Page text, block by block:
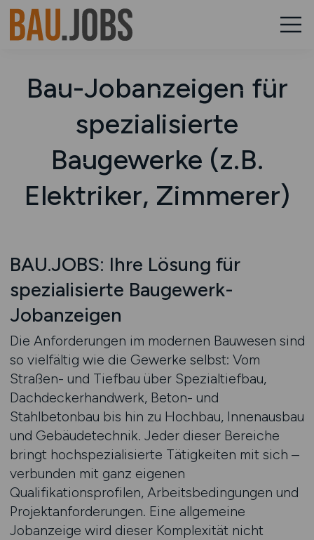
Bau-Jobanzeigen für
spezialisierte
Baugewerke (z.B.
Elektriker, Zimmerer)
BAU.JOBS: Ihre Lösung für
spezialisierte Baugewerk-
Jobanzeigen
Die Anforderungen im modernen Bauwesen sind
so vielfältig wie die Gewerke selbst: Vom
Straßen- und Tiefbau über Spezialtiefbau,
Dachdeckerhandwerk, Beton- und
Stahlbetonbau bis hin zu Hochbau, Innenausbau
und Gebäudetechnik. Jeder dieser Bereiche
bringt hochspezialisierte Tätigkeiten mit sich –
verbunden mit ganz eigenen
Qualifikationsprofilen, Arbeitsbedingungen und
Projektanforderungen. Eine allgemeine
Jobanzeige wird dieser Komplexität nicht